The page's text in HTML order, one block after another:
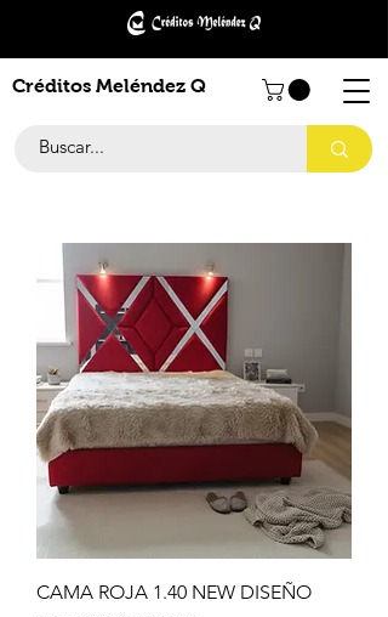
Créditos Meléndez Q
CAMA ROJA 1.40 NEW DISEÑO